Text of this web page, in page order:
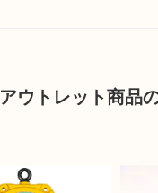
アウトレット商品